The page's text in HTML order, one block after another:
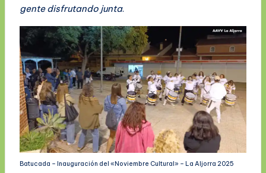
gente disfrutando junta.
Batucada – Inauguración del «Noviembre Cultural» – La Aljorra 2025